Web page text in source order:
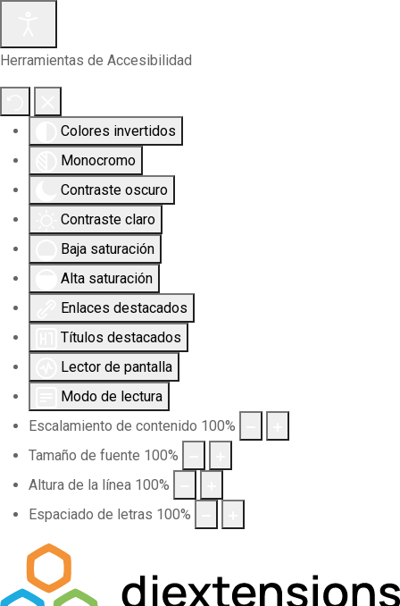
Herramientas de Accesibilidad
Colores invertidos
Monocromo
Contraste oscuro
Contraste claro
Baja saturación
Alta saturación
Enlaces destacados
Títulos destacados
Lector de pantalla
Modo de lectura
Escalamiento de contenido 100%
Tamaño de fuente 100%
Altura de la línea 100%
Espaciado de letras 100%